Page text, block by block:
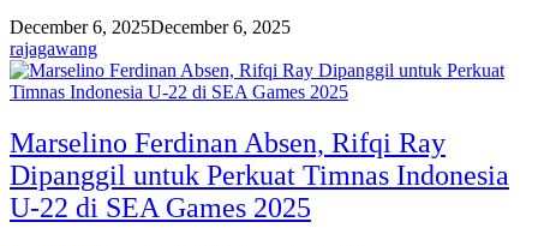
December 6, 2025December 6, 2025
rajagawang
Marselino Ferdinan Absen, Rifqi Ray
Dipanggil untuk Perkuat Timnas Indonesia
U-22 di SEA Games 2025